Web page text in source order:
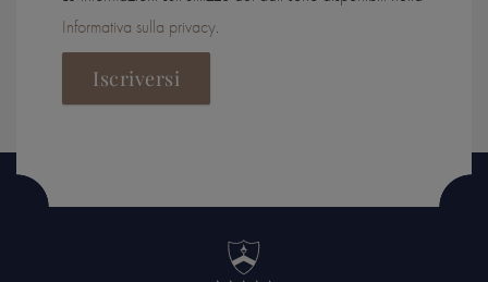
Informativa sulla privacy.
Iscriversi